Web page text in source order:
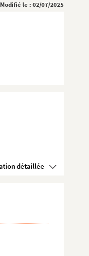
Modifié le : 02/07/2025
Voir la présentation détaillée